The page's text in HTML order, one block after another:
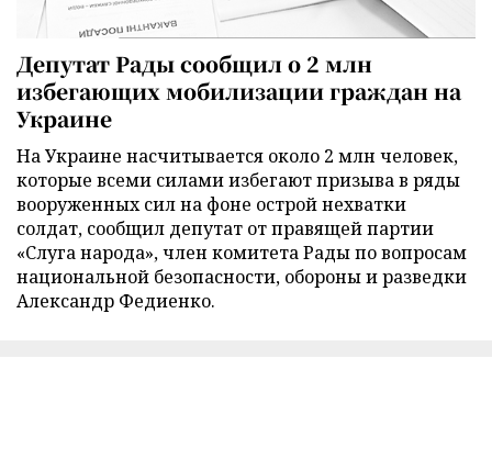
Депутат Рады сообщил о 2 млн
избегающих мобилизации граждан на
Украине
На Украине насчитывается около 2 млн человек,
которые всеми силами избегают призыва в ряды
вооруженных сил на фоне острой нехватки
солдат, сообщил депутат от правящей партии
«Слуга народа», член комитета Рады по вопросам
национальной безопасности, обороны и разведки
Александр Федиенко.